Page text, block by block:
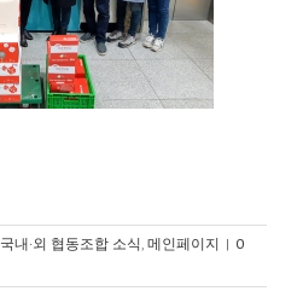
국내·외 협동조합 소식 메인페이지 | 0